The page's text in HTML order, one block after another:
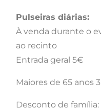
Pulseiras diárias:
À venda durante o
ao recinto
Entrada geral 5€
Maiores de 65 anos
Desconto de família: